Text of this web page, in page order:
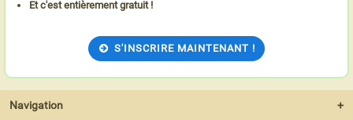
Et c'est entièrement gratuit !
S'INSCRIRE MAINTENANT !
Navigation +